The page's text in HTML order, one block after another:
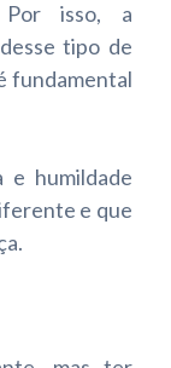
isso, a
tipo de
fundamental
e humildade
e que